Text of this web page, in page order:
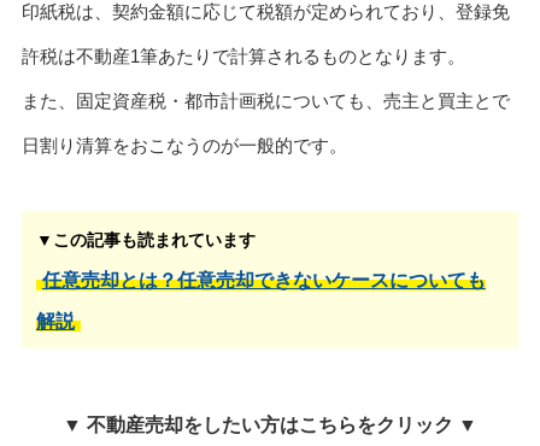
印紙税は、契約金額に応じて税額が定められており、登録免
許税は不動産1筆あたりで計算されるものとなります。
また、固定資産税・都市計画税についても、売主と買主とで
日割り清算をおこなうのが一般的です。
▼この記事も読まれています
任意売却とは？任意売却できないケースについても
解説
▼ 不動産売却をしたい方はこちらをクリック ▼